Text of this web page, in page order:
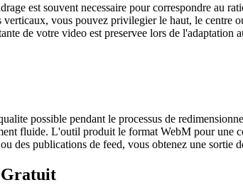
est souvent necessaire pour correspondre au
vous pouvez privilegier le haut, le
de votre video est preservee lors de l'adaptation
possible pendant le processus de
fluide. L'outil produit le format WebM pour
des publications de feed, vous obtenez une
Gratuit